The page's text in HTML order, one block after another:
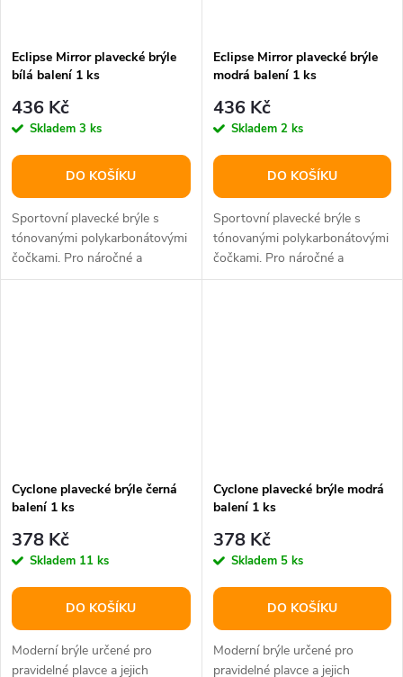
Eclipse Mirror plavecké brýle
bílá balení 1 ks
436 Kč
Skladem 3 ks
DO KOŠÍKU
Sportovní plavecké brýle s
tónovanými polykarbonátovými
čočkami. Pro náročné a
pravidelné plavce.
Eclipse Mirror plavecké brýle
modrá balení 1 ks
436 Kč
Skladem 2 ks
DO KOŠÍKU
Sportovní plavecké brýle s
tónovanými polykarbonátovými
čočkami. Pro náročné a
pravidelné plavce.
Cyclone plavecké brýle černá
balení 1 ks
378 Kč
Skladem 11 ks
DO KOŠÍKU
Moderní brýle určené pro
pravidelné plavce a jejich
Cyclone plavecké brýle modrá
balení 1 ks
378 Kč
Skladem 5 ks
DO KOŠÍKU
Moderní brýle určené pro
pravidelné plavce a jejich